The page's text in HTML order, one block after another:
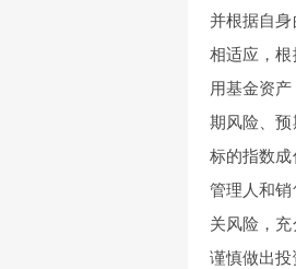
并根据自
相适应，
用基金资
期风险、
标的指数
管理人和
关风险，
谨慎做出投